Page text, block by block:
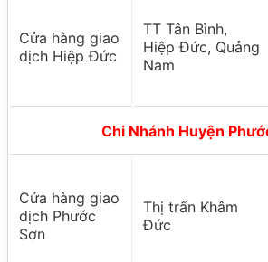
Cửa hàng giao
dịch Hiệp Đức
TT Tân Bình,
Hiệp Đức, Quảng
Nam
Chi Nhánh Huyện
Cứa hàng giao
dịch Phước
Sơn
Thị trấn Khâm
Đức